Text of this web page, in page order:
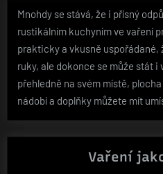
Zikmund“
Mnohdy se stává, že i přísný
rustikálním kuchyním ve vaření
prakticky a vkusně uspořádané,
ruky, ale dokonce se může stát i
přehledně na svém místě,
nádobí a doplňky můžete mít
Vaření